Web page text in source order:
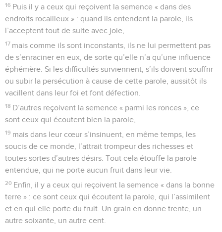
16 Puis il y a ceux qui reçoivent la semence « dans des
endroits rocailleux » : quand ils entendent la parole, ils
l’acceptent tout de suite avec joie,
17 mais comme ils sont inconstants, ils ne lui permettent pas
de s’enraciner en eux, de sorte qu’elle n’a qu’une influence
éphémère. Si les difficultés surviennent, s’ils doivent souffrir
ou subir la persécution à cause de cette parole, aussitôt ils
vacillent dans leur foi et font défection.
18 D’autres reçoivent la semence « parmi les ronces », ce
sont ceux qui écoutent bien la parole,
19 mais dans leur cœur s’insinuent, en même temps, les
soucis de ce monde, l’attrait trompeur des richesses et
toutes sortes d’autres désirs. Tout cela étouffe la parole
entendue, qui ne porte aucun fruit dans leur vie.
20 Enfin, il y a ceux qui reçoivent la semence « dans la bonne
terre » : ce sont ceux qui écoutent la parole, qui l’assimilent
et en qui elle porte du fruit. Un grain en donne trente, un
autre soixante, un autre cent.